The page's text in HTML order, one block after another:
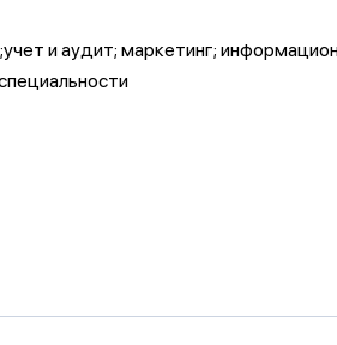
и аудит; маркетинг;